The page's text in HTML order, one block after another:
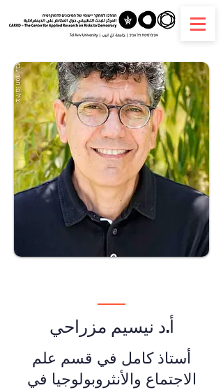
أ.د نيسيم مزراحي
أستاذ كامل في قسم علم
الاجتماع والأنثروبولوجيا في